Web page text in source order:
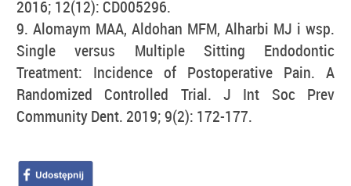
2016; 12(12): CD005296.
9. Alomaym MAA, Aldohan MFM, Alharbi MJ i wsp.
Single versus Multiple Sitting Endodontic
Treatment: Incidence of Postoperative Pain. A
Randomized Controlled Trial. J Int Soc Prev
Community Dent. 2019; 9(2): 172-177.